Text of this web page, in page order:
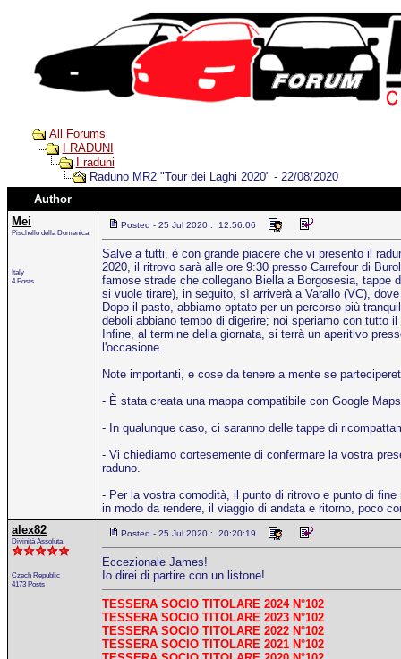
All Forums
I RADUNI
I raduni
Raduno MR2 "Tour dei Laghi 2020" - 22/08/2020
Author
Mei
Pischello della Domenica
Italy
4 Posts
Posted - 25 Jul 2020 : 12:56:06
Salve a tutti, è con grande piacere che vi presento il
2020, il ritrovo sarà alle ore 9:30 presso Carrefour di
famose strade che collegano Biella a Borgosesia, tappe
si vuole tirare), in seguito, sì arriverà a Varallo (VC),
Dopo il pasto, abbiamo optato per un percorso più
deboli abbiano tempo di digerire; noi speriamo con tutto
Infine, al termine della giornata, si terrà un aperitivo
l'occasione.
Note importanti, e cose da tenere a mente se
- È stata creata una mappa compatibile con Google
- In qualunque caso, ci saranno delle tappe di
- Vi chiediamo cortesemente di confermare la vostra
raduno.
- Per la vostra comodità, il punto di ritrovo e punto di
in modo da rendere, il viaggio di andata e ritorno, poco
alex82
Divinità Assoluta
Czech Republic
4173 Posts
Posted - 25 Jul 2020 : 20:20:19
Eccezionale James!
Io direi di partire con un listone!
TESSERA SOCIO TITOLARE 2024 N°102
TESSERA SOCIO TITOLARE 2023 N°102
TESSERA SOCIO TITOLARE 2022 N°102
TESSERA SOCIO TITOLARE 2021 N°102